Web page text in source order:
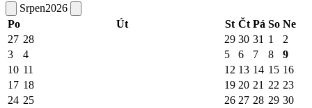
Srpen2026
Po
Út St Čt Pá So Ne
27 28 29 30 31 1
2
3
4 5 6 7 8
9
10 11 12 13 14 15 16
17 18 19 20 21 22 23
24 25 26 27 28 29 30